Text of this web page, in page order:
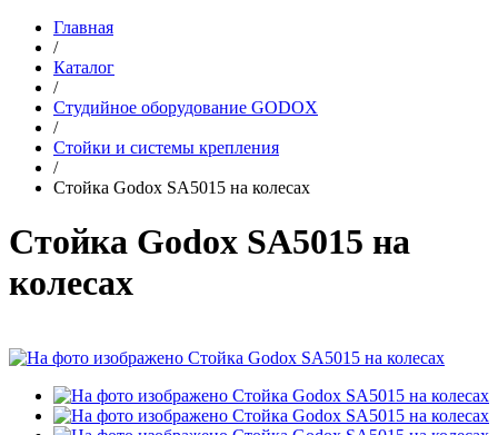
Главная
/
Каталог
/
Студийное оборудование GODOX
/
Стойки и системы крепления
/
Стойка Godox SA5015 на колесах
Стойка Godox SA5015 на
колесах